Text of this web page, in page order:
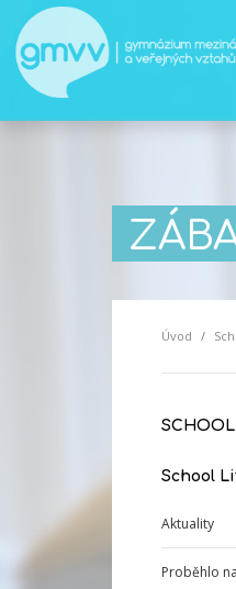
Úvod
School
Aktuality
Proběhlo